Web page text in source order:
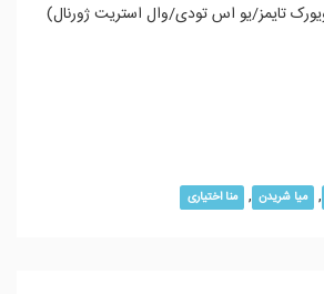
تایمز/یو اس تودی/وال‌ استریت ژورنال)
, میا شریدن , منا اختیاری